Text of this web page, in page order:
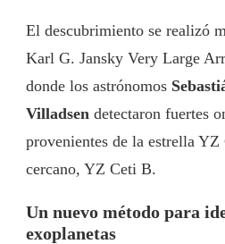
El descubrimiento se realizó
Karl G. Jansky Very Large
donde los astrónomos
Villadsen detectaron fuertes
provenientes de la estrella YZ
cercano, YZ Ceti B.
Un nuevo método para
exoplanetas